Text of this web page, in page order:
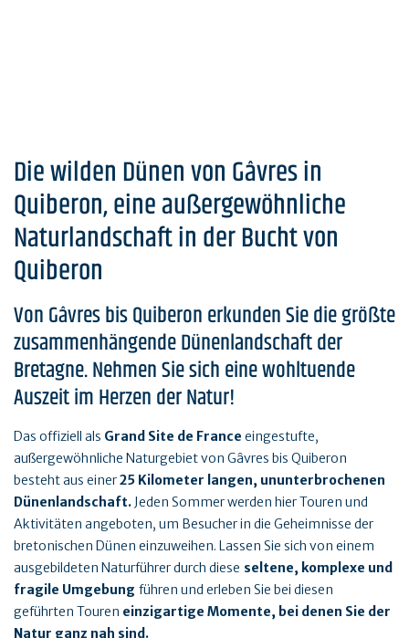
Die wilden Dünen von Gâvres in
Quiberon, eine außergewöhnliche
Naturlandschaft in der Bucht von
Quiberon
Von Gâvres bis Quiberon erkunden Sie die größte
zusammenhängende Dünenlandschaft der
Bretagne. Nehmen Sie sich eine wohltuende
Auszeit im Herzen der Natur!
Das offiziell als Grand Site de France eingestufte,
außergewöhnliche Naturgebiet von Gâvres bis Quiberon
besteht aus einer25 Kilometer langen, ununterbrochenen
Dünenlandschaft. Jeden Sommer werden hier Touren und
Aktivitäten angeboten, um Besucher in die Geheimnisse der
bretonischen Dünen einzuweihen. Lassen Sie sich von einem
ausgebildeten Naturführer durch diese seltene, komplexe und
fragile Umgebung führen und erleben Sie bei diesen
geführten Touren einzigartige Momente, bei denen Sie der
Natur ganz nah sind.